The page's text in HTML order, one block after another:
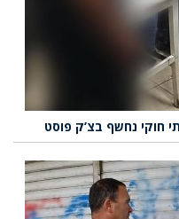
חוקי נחשף בצ’ק פוסט